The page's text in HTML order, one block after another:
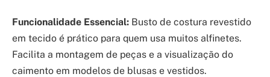
Funcionalidade Essencial: Busto de costura revestido
em tecido é prático para quem usa muitos alfinetes.
Facilita a montagem de peças e a visualização do
caimento em modelos de blusas e vestidos.